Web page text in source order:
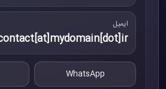
ایمیل
WhatsApp